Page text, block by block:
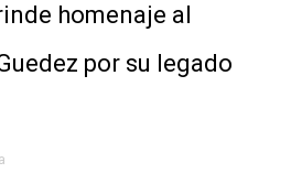
al municipio Zea como
llega a Pueblo Llano con la
de Mérida en jornada de
protocolo de triaje psicosocial
homenaje al
por su legado